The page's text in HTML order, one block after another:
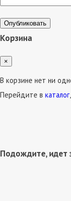
Опубликовать
Корзина
×
В корзине нет ни
Перейдите в каталог
Подождите, идет